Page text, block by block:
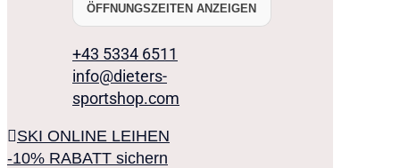
ÖFFNUNGSZEITEN ANZEIGEN
+43 5334 6511
info@dieters-
sportshop.com
SKI ONLINE LEIHEN
-10% RABATT sichern